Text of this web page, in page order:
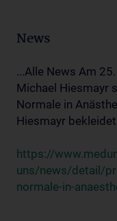
News
...Alle News Am
Michael Hiesmayr
Normale in
Hiesmayr
https://
uns/news/detail/
normale-in-